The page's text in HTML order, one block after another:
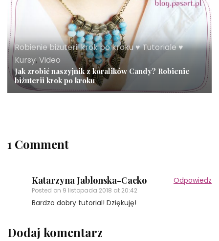
Robienie biżuterii krok po kroku ♥ Tutoriale ♥
Kursy,Video
Jak zrobić naszyjnik z koralików Candy? Robienie
biżuterii krok po kroku
1 Comment
Katarzyna Jablonska-Cacko
Posted on 9 listopada 2018 at 20:42
Odpowiedz
Bardzo dobry tutorial! Dziękuję!
Dodaj komentarz